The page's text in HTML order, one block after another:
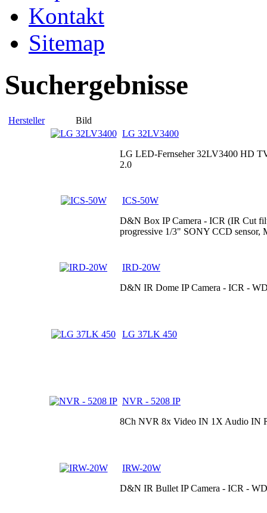
Kontakt
Sitemap
Suchergebnisse
Hersteller
Bild
LG 32LV3400
LG LED-Fernseher 32LV3400 HD
2.0
ICS-50W
D&N Box IP Camera - ICR (IR Cut
progressive 1/3" SONY CCD sensor,
IRD-20W
D&N IR Dome IP Camera - ICR -
LG 37LK 450
NVR - 5208 IP
8Ch NVR 8x Video IN 1X Audio IN
IRW-20W
D&N IR Bullet IP Camera - ICR -